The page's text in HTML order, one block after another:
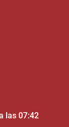
las 07:42